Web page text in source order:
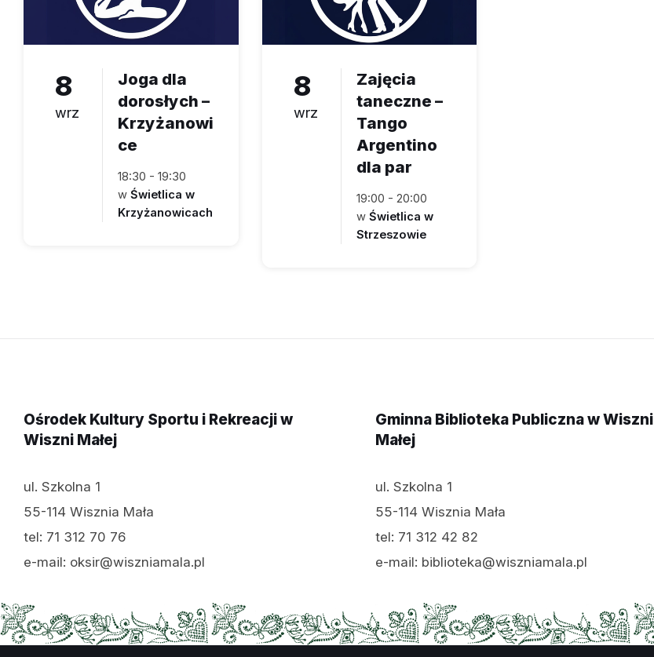
8
wrz
Joga dla
dorosłych –
Krzyżanowi
ce
18:30 - 19:30
w Świetlica w
Krzyżanowicach
8
wrz
Zajęcia
taneczne –
Tango
Argentino
dla par
19:00 - 20:00
w Świetlica w
Strzeszowie
Ośrodek Kultury Sportu i Rekreacji w
Wiszni Małej
ul. Szkolna 1
55-114 Wisznia Mała
tel: 71 312 70 76
e-mail: oksir@wiszniamala.pl
Gminna Biblioteka Publiczna w Wiszni
Małej
ul. Szkolna 1
55-114 Wisznia Mała
tel: 71 312 42 82
e-mail: biblioteka@wiszniamala.pl